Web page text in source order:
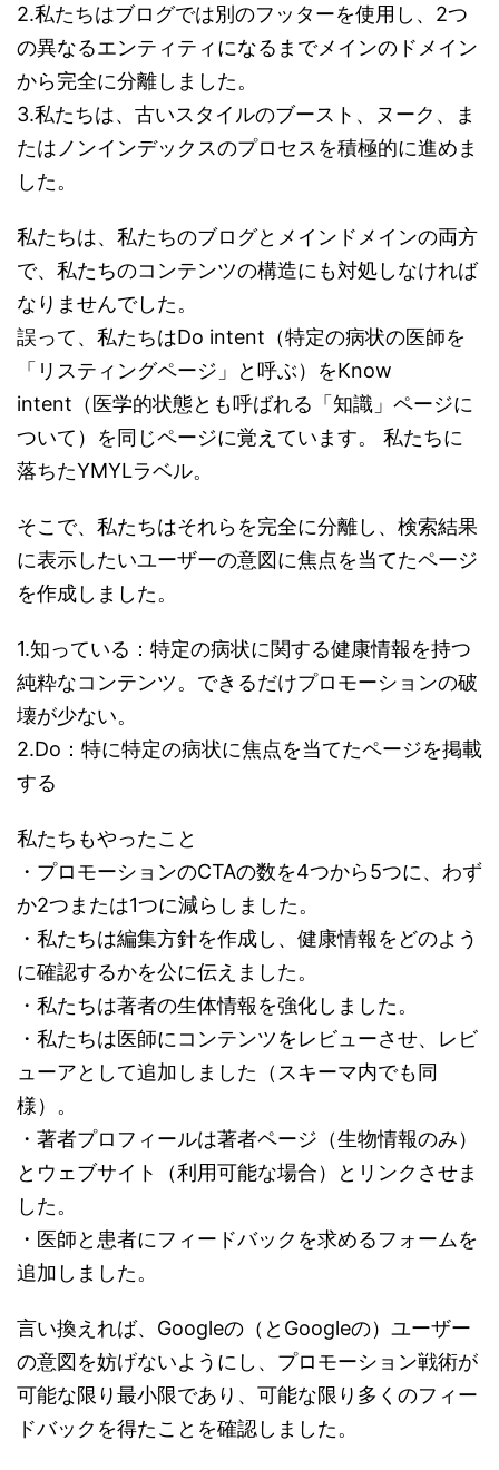
2.私たちはブログでは別のフッターを使用し、2つ
の異なるエンティティになるまでメインのドメイン
から完全に分離しました。
3.私たちは、古いスタイルのブースト、ヌーク、ま
たはノンインデックスのプロセスを積極的に進めま
した。
私たちは、私たちのブログとメインドメインの両方
で、私たちのコンテンツの構造にも対処しなければ
なりませんでした。
誤って、私たちはDo intent（特定の病状の医師を
「リスティングページ」と呼ぶ）をKnow
intent（医学的状態とも呼ばれる「知識」ページに
ついて）を同じページに覚えています。 私たちに
落ちたYMYLラベル。
そこで、私たちはそれらを完全に分離し、検索結果
に表示したいユーザーの意図に焦点を当てたページ
を作成しました。
1.知っている：特定の病状に関する健康情報を持つ
純粋なコンテンツ。できるだけプロモーションの破
壊が少ない。
2.Do：特に特定の病状に焦点を当てたページを掲載
する
私たちもやったこと
・プロモーションのCTAの数を4つから5つに、わず
か2つまたは1つに減らしました。
・私たちは編集方針を作成し、健康情報をどのよう
に確認するかを公に伝えました。
・私たちは著者の生体情報を強化しました。
・私たちは医師にコンテンツをレビューさせ、レビ
ューアとして追加しました（スキーマ内でも同
様）。
・著者プロフィールは著者ページ（生物情報のみ）
とウェブサイト（利用可能な場合）とリンクさせま
した。
・医師と患者にフィードバックを求めるフォームを
追加しました。
言い換えれば、Googleの（とGoogleの）ユーザー
の意図を妨げないようにし、プロモーション戦術が
可能な限り最小限であり、可能な限り多くのフィー
ドバックを得たことを確認しました。